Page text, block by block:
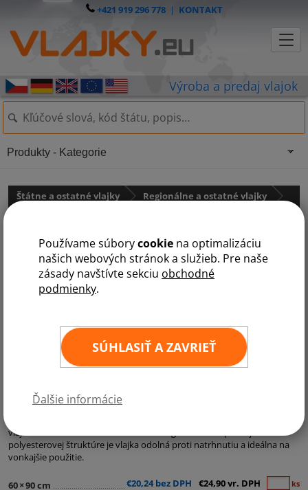
Používame súborycookie na optimalizáciu
našich webových stránok a služieb. Pre naše
zásady navštívte sekciu obchodné
podmienky.
SÚHLASIŤ A ZAVRIEŤ
Ďalšie informácie
+421 919 296 778| KONTAKT
Štátne a ostatné vlajky
Regionálne a ostatné vlajky
vlajka Texas
Kategórie:
vlajkového materiálu s hmotnosťou 120g/m2. Vďaka pevnej
polyesterovej štruktúre je vlajka odolná proti natrhnutiu a ideálna na
vonkajšie použitie.
60×90 cm €20,24 bez DPH €24,90 vr. DPH ks
Produkty - Kategorie